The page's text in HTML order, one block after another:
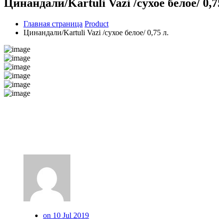
Цинандали/Kartuli Vazi /сухое белое/
Главная страница Product
Цинандали/Kartuli Vazi /сухое белое/ 0,75 л.
on 10 Jul 2019